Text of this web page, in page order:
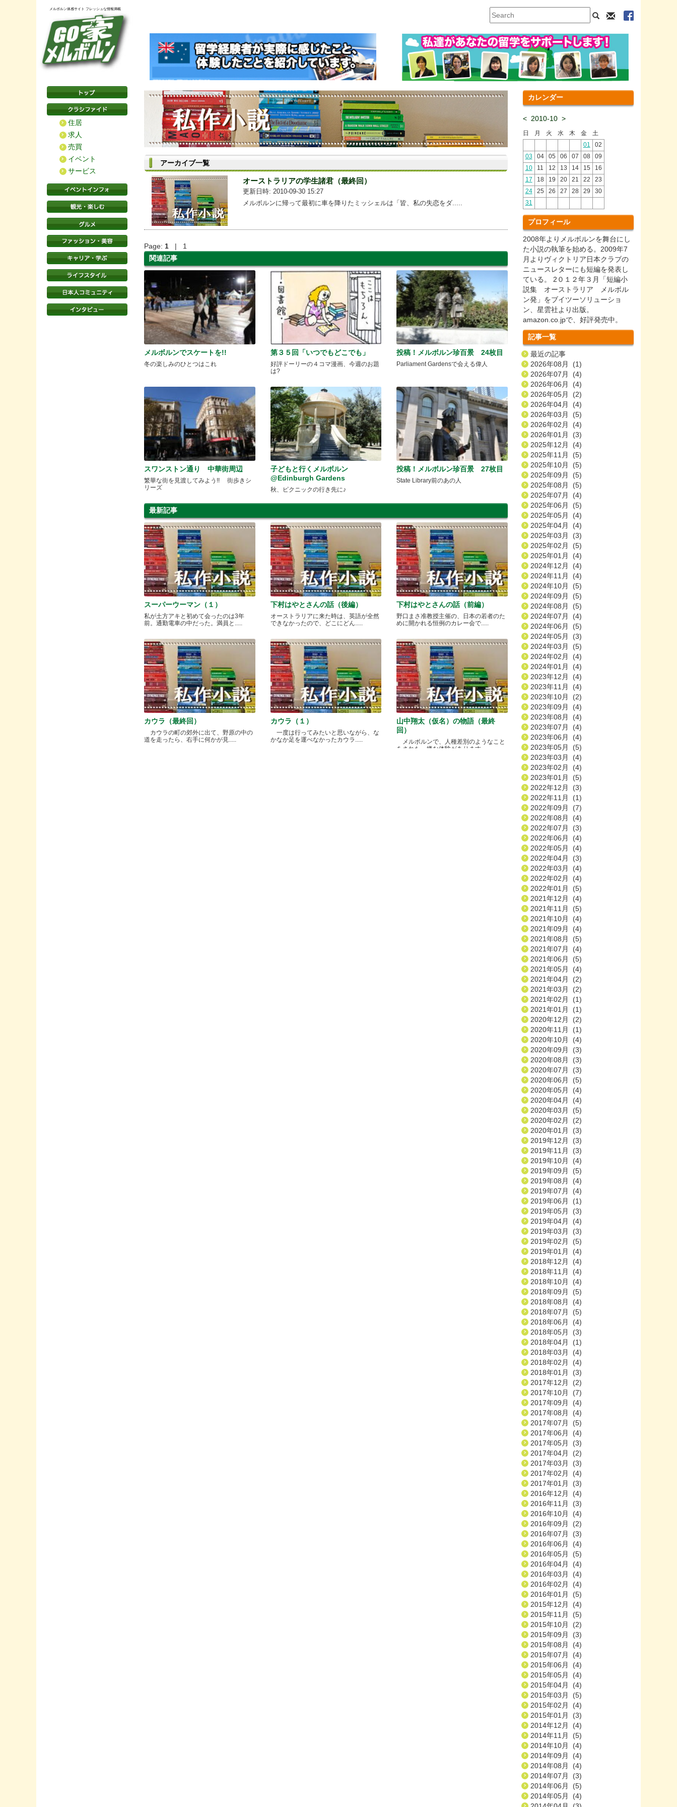
メルボルン体感サイト フレッシュな情報満載
住居
求人
売買
イベント
サービス
アーカイブ一覧
オーストラリアの学生諸君（最終回）
更新日時: 2010-09-30 15:27
メルボルンに帰って最初に車を降りたミッシェルは「皆、私の失恋をダ.....
Page: 1 | 1
関連記事
メルボルンでスケートを!!
冬の楽しみのひとつはこれ
第３５回「いつでもどこでも」
好評ドーリーの４コマ漫画、今週のお題
は?
投稿！メルボルン珍百景 24枚目
Parliament Gardensで会える偉人
スワンストン通り 中華街周辺
繁華な街を見渡してみよう!! 街歩きシ
リーズ
子どもと行くメルボルン
@Edinburgh Gardens
秋、ピクニックの行き先に♪
投稿！メルボルン珍百景 27枚目
State Library前のあの人
最新記事
スーパーウーマン（１）
私が土方アキと初めて会ったのは3年
前。通勤電車の中だった。満員と.....
下村はやとさんの話（後編）
オーストラリアに来た時は、英語が全然
できなかったので、どこにどん.....
下村はやとさんの話（前編）
野口まさ准教授主催の、日本の若者のた
めに開かれる恒例のカレー会で.....
カウラ（最終回）
カウラの町の郊外に出て、野原の中の
道を走ったら、右手に何かが見.....
カウラ（１）
一度は行ってみたいと思いながら、な
かなか足を運べなかったカウラ.....
山中翔太（仮名）の物語（最終
回）
メルボルンで、人種差別のようなこと
をされた、嫌な体験があります.....
カレンダー
< 2010-10 >
日 月 火 水 木 金
土
01
02
03
04 05 06 07 08
09
10
11 12 13 14 15
16
17
18 19 20 21 22
23
24
25 26 27 28 29
30
31
プロフィール
2008年よりメルボルンを舞台にし
た小説の執筆を始める。2009年7
月よりヴィクトリア日本クラブの
ニュースレターにも短編を発表し
ている。 2０１２年３月「短編小
説集 オーストラリア メルボル
ン発」をブイツーソリューショ
ン、星雲社より出版。
amazon.co.jpで、好評発売中。
記事一覧
最近の記事
2026年08月 (1)
2026年07月 (4)
2026年06月 (4)
2026年05月 (2)
2026年04月 (4)
2026年03月 (5)
2026年02月 (4)
2026年01月 (3)
2025年12月 (4)
2025年11月 (5)
2025年10月 (5)
2025年09月 (5)
2025年08月 (5)
2025年07月 (4)
2025年06月 (5)
2025年05月 (4)
2025年04月 (4)
2025年03月 (3)
2025年02月 (5)
2025年01月 (4)
2024年12月 (4)
2024年11月 (4)
2024年10月 (5)
2024年09月 (5)
2024年08月 (5)
2024年07月 (4)
2024年06月 (5)
2024年05月 (3)
2024年03月 (5)
2024年02月 (4)
2024年01月 (4)
2023年12月 (4)
2023年11月 (4)
2023年10月 (2)
2023年09月 (4)
2023年08月 (4)
2023年07月 (4)
2023年06月 (4)
2023年05月 (5)
2023年03月 (4)
2023年02月 (4)
2023年01月 (5)
2022年12月 (3)
2022年11月 (1)
2022年09月 (7)
2022年08月 (4)
2022年07月 (3)
2022年06月 (4)
2022年05月 (4)
2022年04月 (3)
2022年03月 (4)
2022年02月 (4)
2022年01月 (5)
2021年12月 (4)
2021年11月 (5)
2021年10月 (4)
2021年09月 (4)
2021年08月 (5)
2021年07月 (4)
2021年06月 (5)
2021年05月 (4)
2021年04月 (2)
2021年03月 (2)
2021年02月 (1)
2021年01月 (1)
2020年12月 (2)
2020年11月 (1)
2020年10月 (4)
2020年09月 (3)
2020年08月 (3)
2020年07月 (3)
2020年06月 (5)
2020年05月 (4)
2020年04月 (4)
2020年03月 (5)
2020年02月 (2)
2020年01月 (3)
2019年12月 (3)
2019年11月 (3)
2019年10月 (4)
2019年09月 (5)
2019年08月 (4)
2019年07月 (4)
2019年06月 (1)
2019年05月 (3)
2019年04月 (4)
2019年03月 (3)
2019年02月 (5)
2019年01月 (4)
2018年12月 (4)
2018年11月 (4)
2018年10月 (4)
2018年09月 (5)
2018年08月 (4)
2018年07月 (5)
2018年06月 (4)
2018年05月 (3)
2018年04月 (1)
2018年03月 (4)
2018年02月 (4)
2018年01月 (3)
2017年12月 (2)
2017年10月 (7)
2017年09月 (4)
2017年08月 (4)
2017年07月 (5)
2017年06月 (4)
2017年05月 (3)
2017年04月 (2)
2017年03月 (3)
2017年02月 (4)
2017年01月 (3)
2016年12月 (4)
2016年11月 (3)
2016年10月 (4)
2016年09月 (2)
2016年07月 (3)
2016年06月 (4)
2016年05月 (5)
2016年04月 (4)
2016年03月 (4)
2016年02月 (4)
2016年01月 (5)
2015年12月 (4)
2015年11月 (5)
2015年10月 (2)
2015年09月 (3)
2015年08月 (4)
2015年07月 (4)
2015年06月 (4)
2015年05月 (4)
2015年04月 (4)
2015年03月 (5)
2015年02月 (4)
2015年01月 (3)
2014年12月 (4)
2014年11月 (5)
2014年10月 (4)
2014年09月 (4)
2014年08月 (4)
2014年07月 (3)
2014年06月 (5)
2014年05月 (4)